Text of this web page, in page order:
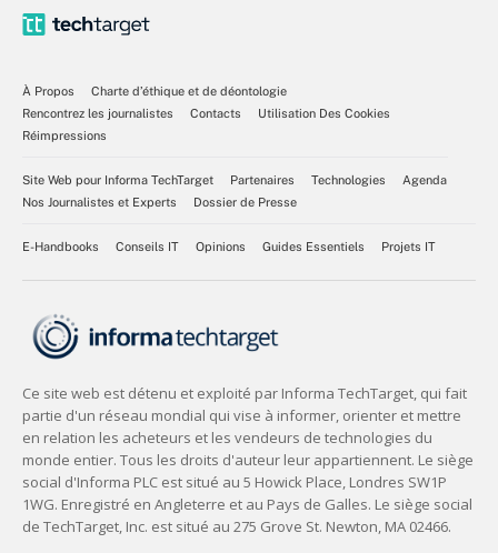
À Propos
Charte d’éthique et de déontologie
Rencontrez les journalistes
Contacts
Utilisation Des Cookies
Réimpressions
Site Web pour Informa TechTarget Partenaires Technologies
Agenda
Nos Journalistes et Experts
Dossier de Presse
E-Handbooks Conseils IT Opinions Guides Essentiels Projets IT